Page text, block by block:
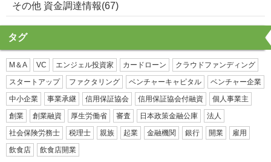
その他 資金調達情報(67)
タグ
M＆A VC エンジェル投資家 カードローン
クラウドファンディング
スタートアップ
ファクタリング ベンチャーキャピタル
ベンチャー企業
中小企業
事業承継 信用保証協会 信用保証協会付融資
個人事業主
創業
創業融資 厚生労働省 審査 日本政策金融公庫
法人
社会保険労務士
税理士 親族 起業 金融機関 銀行 開業
雇用
飲食店
飲食店開業